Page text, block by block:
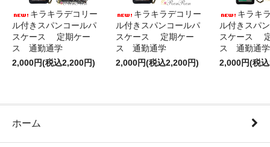
キラキラデコリー
ル付きスパンコールパ
スケース 定期ケー
ス 通勤通学
2,000円(税込2,200円)
キラキラデコリー
ル付きスパンコールパ
スケース 定期ケー
ス 通勤通学
2,000円(税込2,200円)
キラキ
ル付きスパ
スケース
ス 通勤通学
2,000円(税
ホーム